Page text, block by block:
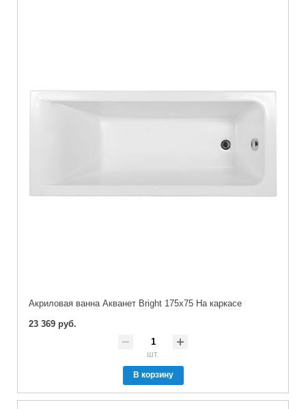
Акриловая ванна Акванет Bright 175x75 На каркасе
23 369 руб.
шт.
В корзину